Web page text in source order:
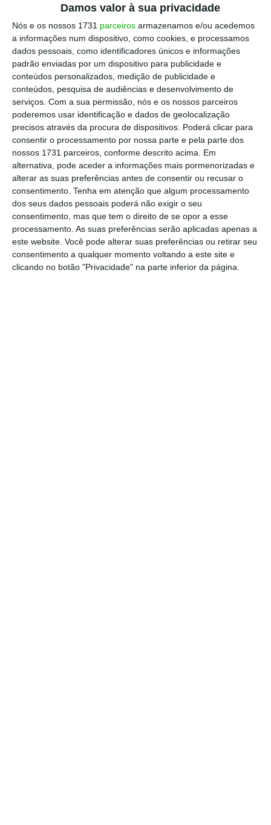
Damos valor à sua privacidade
Nós e os nossos 1731 parceiros armazenamos e/ou acedemos
a informações num dispositivo, como cookies, e processamos
dados pessoais, como identificadores únicos e informações
padrão enviadas por um dispositivo para publicidade e
conteúdos personalizados, medição de publicidade e
conteúdos, pesquisa de audiências e desenvolvimento de
serviços. Com a sua permissão, nós e os nossos parceiros
poderemos usar identificação e dados de geolocalização
precisos através da procura de dispositivos. Poderá clicar para
consentir o processamento por nossa parte e pela parte dos
nossos 1731 parceiros, conforme descrito acima. Em
alternativa, pode aceder a informações mais pormenorizadas e
alterar as suas preferências antes de consentir ou recusar o
consentimento. Tenha em atenção que algum processamento
dos seus dados pessoais poderá não exigir o seu
consentimento, mas que tem o direito de se opor a esse
processamento. As suas preferências serão aplicadas apenas a
este website. Você pode alterar suas preferências ou retirar seu
consentimento a qualquer momento voltando a este site e
clicando no botão "Privacidade" na parte inferior da página.
considerado, a par da Cisjordânia ocupada,
território palestinianoem termos de Direito
internacional. Goldknopf considerou que a
UNRWA “atuou ao serviço” do Movimento de
Resistência Palestiniana (Hamas) “e inclusive
participou no brutal massacre de 7 de
outubro”.
Portugal faz contribuição extra de um milhão da
UNRWA
Ler Mais
“A minha intenção é pôr fim a isto e expulsá-
los de Israel”,acrescentou o rabino e
dirigente político israelita. Israel acusou 12
elementos da UNRWA, que possui 13.000